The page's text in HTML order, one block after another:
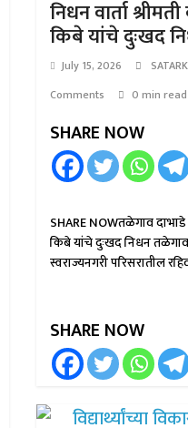
निधन वार्ता
किबे यांचे दुःखद
July 15, 2026
Comments
0 min read
SHARE NOW
SHARE NOWतळेगाव दाभाडे :
किबे यांचे दुःखद निधन
स्वराज्यनगरी परिसरातील
SHARE NOW